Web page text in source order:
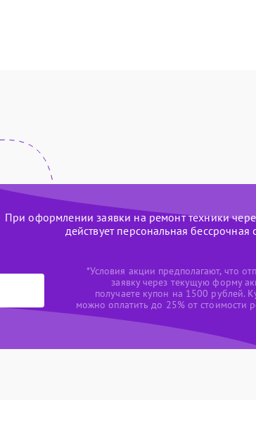
При оформлении заявки на ремонт техники
действует персональная бессрочная
*Условия акции предполагают, что
заявку через текущую форму
получаете купон на 1500 рублей.
можно оплатить до 25% от стоимости